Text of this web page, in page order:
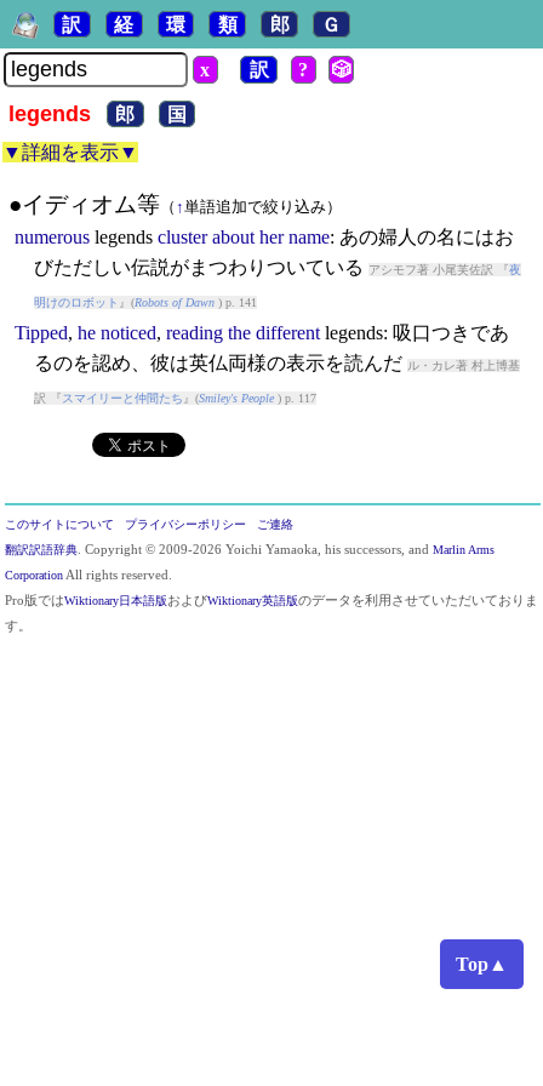
Top▲
訳 経 環 類 郎 Ｇ
x 訳 ? 🎲
legends 郎
国
▼詳細を表示▼
●イディオム等（ ↑単語追加で絞り込み）
numerous legends cluster about her name: あの婦人の名にはお
びただしい伝説がまつわりついている
アシモフ著 小尾芙佐訳 『夜
明けのロボット 』(Robots of Dawn) p. 141
Tipped, he noticed, reading the different legends: 吸口つきであ
るのを認め、彼は英仏両様の表示を読んだ ル・カレ著 村上博基
訳 『スマイリーと仲間たち 』(Smiley's People) p. 117
このサイトについて プライバシーポリシー
ご連絡
翻訳訳語辞典 . Copyright © 2009-2026 Yoichi Yamaoka, his successors, and Marlin Arms
Corporation All rights reserved.
Pro版ではWiktionary日本語版およびWiktionary英語版のデータを利用させていただいておりま
す。